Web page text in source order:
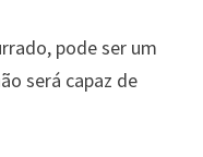
pode ser um
será capaz de